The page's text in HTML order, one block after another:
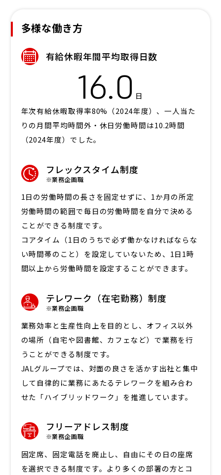
多様な働き方
有給休暇年間平均取得日数
16.0 日
年次有給休暇取得率80%（2024年度）、一人当た
りの月間平均時間外・休日労働時間は10.2時間
（2024年度）でした。
フレックスタイム制度
※業務企画職
1日の労働時間の長さを固定せずに、1か月の所定
労働時間の範囲で毎日の労働時間を自分で決める
ことができる制度です。
コアタイム（1日のうちで必ず働かなければならな
い時間帯のこと）を設定していないため、1日1時
間以上から労働時間を設定することができます。
テレワーク（在宅勤務）制度
※業務企画職
業務効率と生産性向上を目的とし、オフィス以外
の場所（自宅や図書館、カフェなど）で業務を行
うことができる制度です。
JALグループでは、対面の良さを活かす出社と集中
して自律的に業務にあたるテレワークを組み合わ
せた「ハイブリッドワーク」を推進しています。
フリーアドレス制度
※業務企画職
固定席、固定電話を廃止し、自由にその日の座席
を選択できる制度です。より多くの部署の方とコ